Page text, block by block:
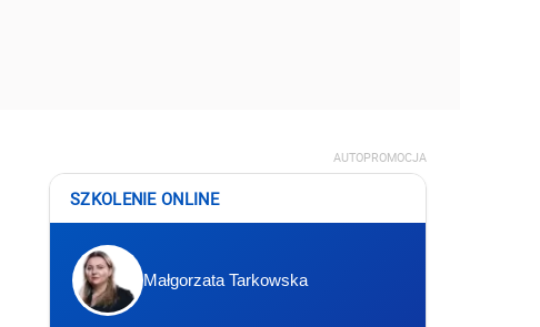
AUTOPROMOCJA
SZKOLENIE ONLINE
Małgorzata Tarkowska